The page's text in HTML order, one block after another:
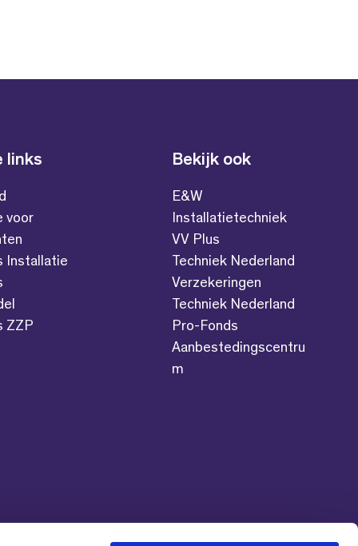
links
voor
Installatie
ZZP
Bekijk ook
E&W
Installatietechniek
VV Plus
Techniek Nederland
Verzekeringen
Techniek Nederland
Pro-Fonds
Aanbestedingscentru
m